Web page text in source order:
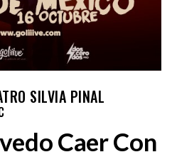
SILVIA PINAL
Caer Con